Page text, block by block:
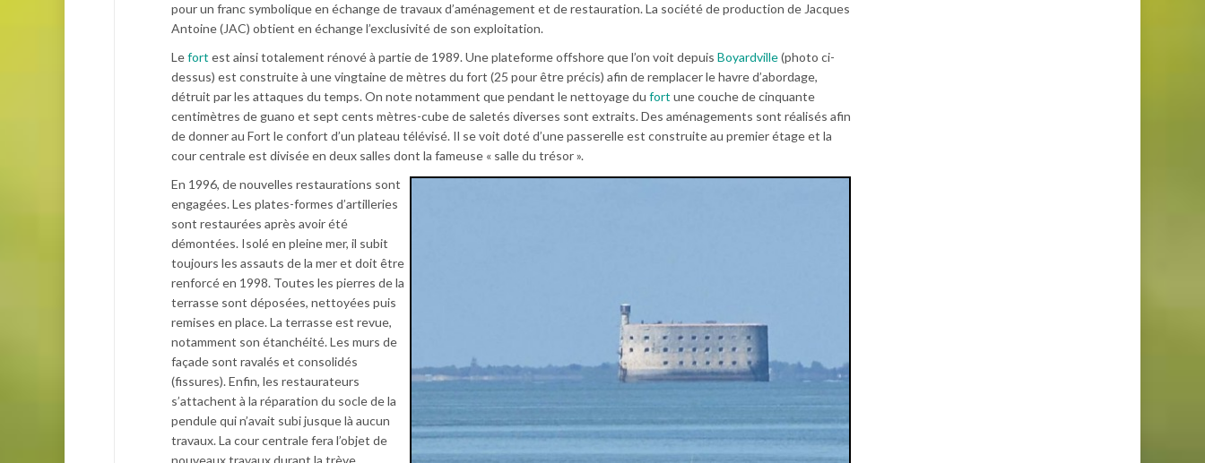
pour un franc symbolique en échange de travaux d’aménagement et de restauration. La société de production de Jacques
Antoine (JAC) obtient en échange l’exclusivité de son exploitation.
Lefort est ainsi totalement rénové à partie de 1989. Une plateforme offshore que l’on voit depuis Boyardville(photo ci-
dessus) est construite à une vingtaine de mètres du fort (25 pour être précis) afin de remplacer le havre d’abordage,
détruit par les attaques du temps. On note notamment que pendant le nettoyage du fort une couche de cinquante
centimètres de guano et sept cents mètres-cube de saletés diverses sont extraits. Des aménagements sont réalisés afin
de donner au Fort le confort d’un plateau télévisé. Il se voit doté d’une passerelle est construite au premier étage et la
cour centrale est divisée en deux salles dont la fameuse « salle du trésor ».
En 1996, de nouvelles restaurations sont
engagées. Les plates-formes d’artilleries
sont restaurées après avoir été
démontées. Isolé en pleine mer, il subit
toujours les assauts de la mer et doit être
renforcé en 1998. Toutes les pierres de la
terrasse sont déposées, nettoyées puis
remises en place. La terrasse est revue,
notamment son étanchéité. Les murs de
façade sont ravalés et consolidés
(fissures). Enfin, les restaurateurs
s’attachent à la réparation du socle de la
pendule qui n’avait subi jusque là aucun
travaux. La cour centrale fera l’objet de